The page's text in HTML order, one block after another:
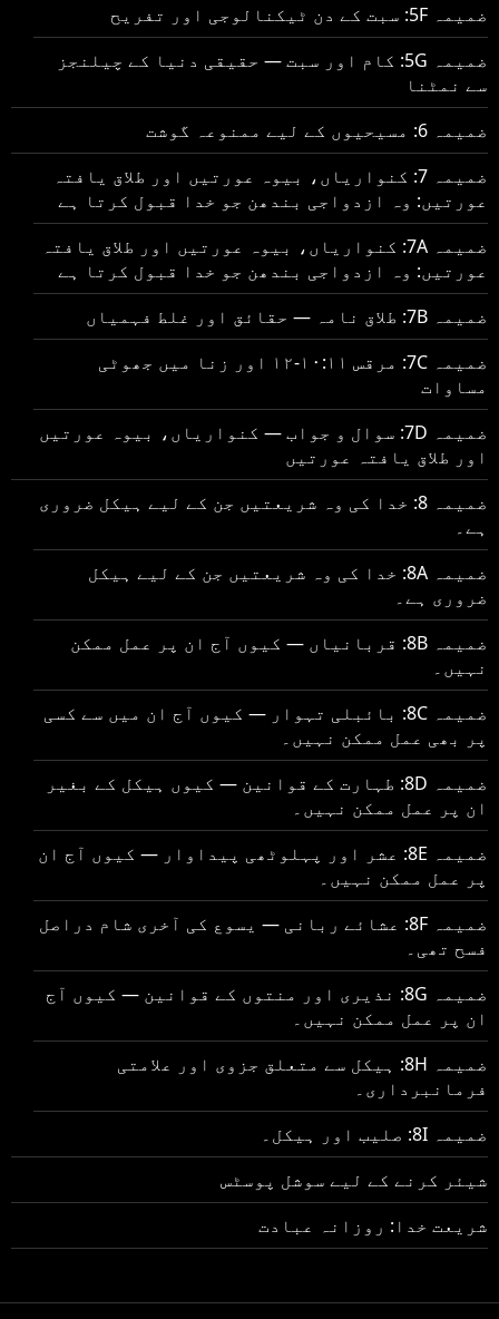
ضمیمہ 5F: سبت کے دن ٹیکنالوجی اور تفریح
ضمیمہ 5G: کام اور سبت — حقیقی دنیا کے چیلنجز
سے نمٹنا
ضمیمہ 6: مسیحیوں کے لیے ممنوعہ گوشت
ضمیمہ 7: کنواریاں، بیوہ عورتیں اور طلاق یافتہ
عورتیں: وہ ازدواجی بندھن جو خدا قبول کرتا ہے
ضمیمہ 7A: کنواریاں، بیوہ عورتیں اور طلاق یافتہ
عورتیں: وہ ازدواجی بندھن جو خدا قبول کرتا ہے
ضمیمہ 7B: طلاق نامہ — حقائق اور غلط فہمیاں
ضمیمہ 7C: مرقس ۱۰:۱۱-۱۲ اور زنا میں جھوٹی
مساوات
ضمیمہ 7D: سوال و جواب — کنواریاں، بیوہ عورتیں
اور طلاق یافتہ عورتیں
ضمیمہ 8: خدا کی وہ شریعتیں جن کے لیے ہیکل ضروری
ہے۔
ضمیمہ 8A: خدا کی وہ شریعتیں جن کے لیے ہیکل
ضروری ہے۔
ضمیمہ 8B: قربانیاں — کیوں آج ان پر عمل ممکن
نہیں۔
ضمیمہ 8C: بائبلی تہوار — کیوں آج ان میں سے کسی
پر بھی عمل ممکن نہیں۔
ضمیمہ 8D: طہارت کے قوانین — کیوں ہیکل کے بغیر
ان پر عمل ممکن نہیں۔
ضمیمہ 8E: عشر اور پہلوٹھی پیداوار — کیوں آج ان
پر عمل ممکن نہیں۔
ضمیمہ 8F: عشائے ربانی — یسوع کی آخری شام دراصل
فسح تھی۔
ضمیمہ 8G: نذیری اور منتوں کے قوانین — کیوں آج
ان پر عمل ممکن نہیں۔
ضمیمہ 8H: ہیکل سے متعلق جزوی اور علامتی
فرمانبرداری۔
ضمیمہ 8I: صلیب اور ہیکل۔
شیئر کرنے کے لیے سوشل پوسٹس
شریعت خدا: روزانہ عبادت